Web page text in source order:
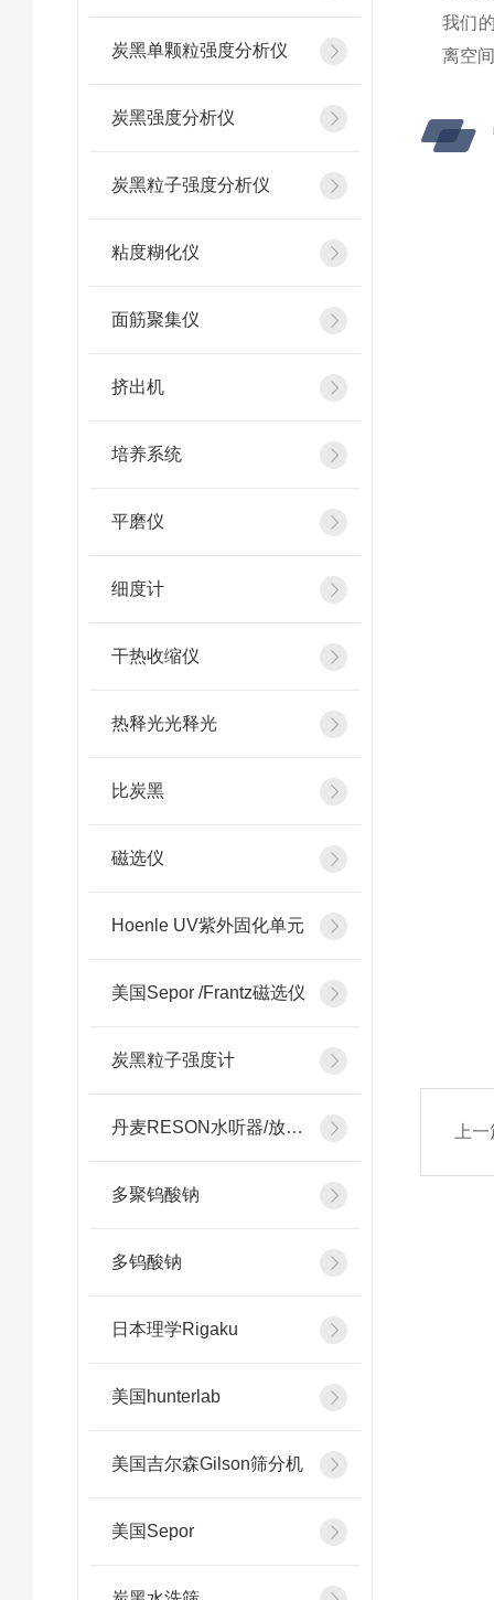
炭黑单颗粒强度分析仪
炭黑强度分析仪
炭黑粒子强度分析仪
粘度糊化仪
面筋聚集仪
挤出机
培养系统
平磨仪
细度计
干热收缩仪
热释光光释光
比炭黑
磁选仪
Hoenle UV紫外固化单元
美国Sepor /Frantz磁选仪
炭黑粒子强度计
丹麦RESON水听器/放大器
多聚钨酸钠
多钨酸钠
日本理学Rigaku
美国hunterlab
美国吉尔森Gilson筛分机
美国Sepor
我们
离空
上